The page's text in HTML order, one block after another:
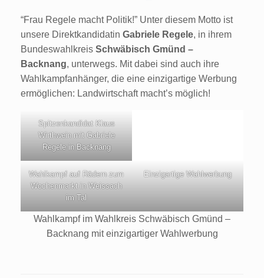
“Frau Regele macht Politik!” Unter diesem Motto ist
unsere Direktkandidatin Gabriele Regele, in ihrem
Bundeswahlkreis Schwäbisch Gmünd –
Backnang, unterwegs. Mit dabei sind auch ihre
Wahlkampfanhänger, die eine einzigartige Werbung
ermöglichen: Landwirtschaft macht’s möglich!
Spitzenkandidat Klaus
Wirthwein mit Gabriele
Regele in Backnang
Wahlkampf auf Rädern zum
Wochenmarkt in Weissach
im Tal
Einzigartige Wahlwerbung
Wahlkampf im Wahlkreis Schwäbisch Gmünd –
Backnang mit einzigartiger Wahlwerbung